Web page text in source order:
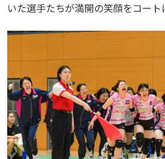
いた選手たちが満開の笑顔をコート